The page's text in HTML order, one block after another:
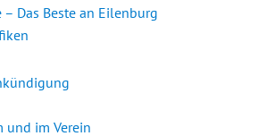
Das Beste an Eilenburg
und im Verein